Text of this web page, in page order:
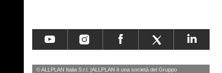
© ALLPLAN Italia S.r.l. ALLPLAN è una società del Gruppo